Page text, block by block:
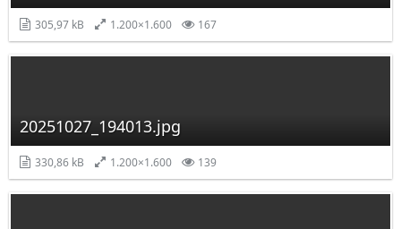
305,97 kB 1.200×1.600 167
20251027_194013.jpg
330,86 kB 1.200×1.600 139